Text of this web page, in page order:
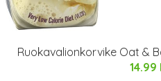
Ruokavalionkorvike Oat &
14.99